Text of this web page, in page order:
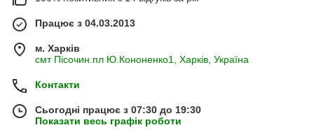
Працює з 04.03.2013
м. Харків
смт Пісочин.пл Ю.Кононенко1, Харків, Україна
Контакти
Сьогодні працює з 07:30 до 19:30
Показати весь графік роботи